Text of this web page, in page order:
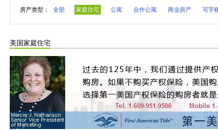
奥克拉荷马OK
房产类型： 全部 家庭住宅 公寓 合作公寓 商业房产 写字
美国家庭住宅